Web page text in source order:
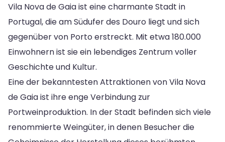
Vila Nova de Gaia ist eine charmante Stadt in
Portugal, die am Südufer des Douro liegt und sich
gegenüber von Porto erstreckt. Mit etwa 180.000
Einwohnern ist sie ein lebendiges Zentrum voller
Geschichte und Kultur.
Eine der bekanntesten Attraktionen von Vila Nova
de Gaia ist ihre enge Verbindung zur
Portweinproduktion. In der Stadt befinden sich viele
renommierte Weingüter, in denen Besucher die